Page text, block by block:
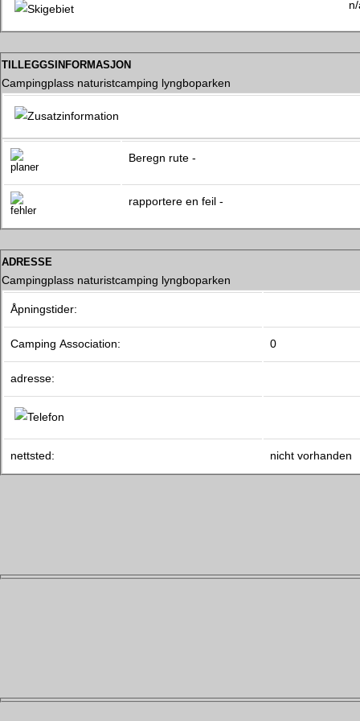
tilleggsinformasjon
Campingplass naturistcamping lyngboparken
Beregn rute -
rapportere en feil -
adresse
Campingplass naturistcamping lyngboparken
Åpningstider:
Camping Association: 0
adresse:
nettsted: nicht vorhanden